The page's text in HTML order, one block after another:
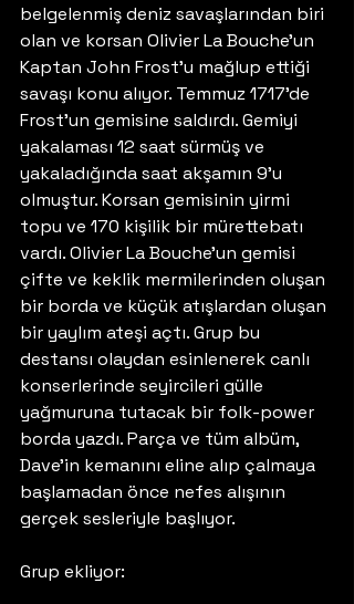
belgelenmiş deniz savaşlarından biri
olan ve korsan Olivier La Bouche’un
Kaptan John Frost’u mağlup ettiği
savaşı konu alıyor. Temmuz 1717’de
Frost’un gemisine saldırdı. Gemiyi
yakalaması 12 saat sürmüş ve
yakaladığında saat akşamın 9’u
olmuştur. Korsan gemisinin yirmi
topu ve 170 kişilik bir mürettebatı
vardı. Olivier La Bouche’un gemisi
çifte ve keklik mermilerinden oluşan
bir borda ve küçük atışlardan oluşan
bir yaylım ateşi açtı. Grup bu
destansı olaydan esinlenerek canlı
konserlerinde seyircileri gülle
yağmuruna tutacak bir folk-power
borda yazdı. Parça ve tüm albüm,
Dave’in kemanını eline alıp çalmaya
başlamadan önce nefes alışının
gerçek sesleriyle başlıyor.
Grup ekliyor: